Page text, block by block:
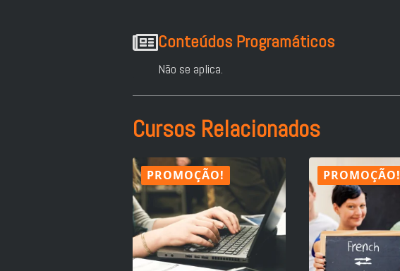
Conteúdos Programáticos
Não se aplica.
Cursos Relacionados
PROMOÇÃO! PROMOÇÃO!